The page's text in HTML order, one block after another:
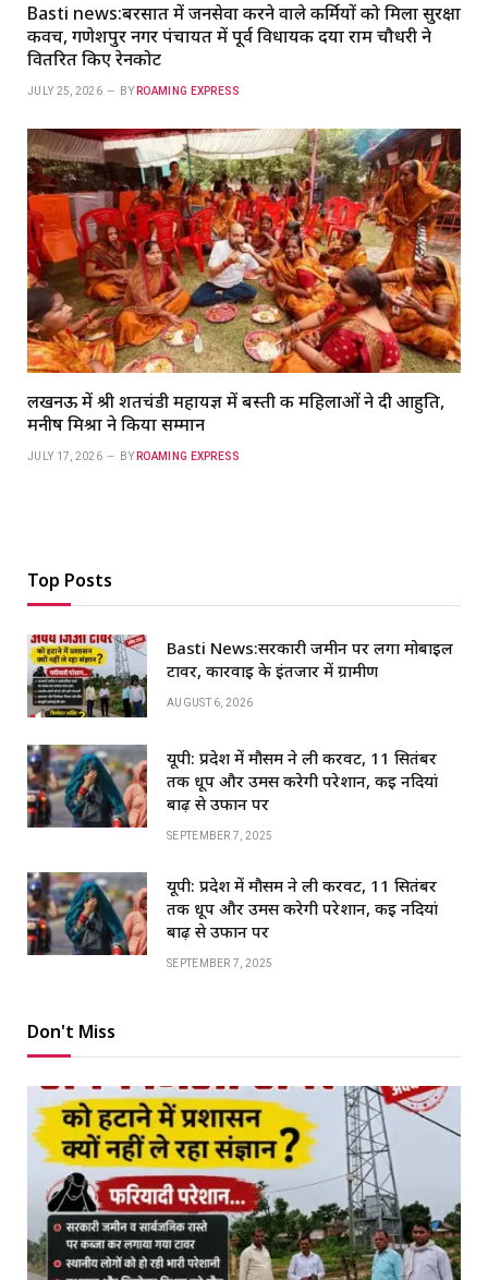
Basti news:बरसात में जनसेवा करने वाले कर्मियों को मिला सुरक्षा
कवच, गणेशपुर नगर पंचायत में पूर्व विधायक दया राम चौधरी ने
वितरित किए रेनकोट
JULY 25, 2026 BY ROAMING EXPRESS
लखनऊ में श्री शतचंडी महायज्ञ में बस्ती की महिलाओं ने दी आहुति,
मनीष मिश्रा ने किया सम्मान
JULY 17, 2026 BY ROAMING EXPRESS
Top Posts
Basti News:सरकारी जमीन पर लगा मोबाइल
टावर, कार्रवाई के इंतजार में ग्रामीण
AUGUST 6, 2026
यूपी: प्रदेश में मौसम ने ली करवट, 11 सितंबर
तक धूप और उमस करेगी परेशान, कई नदियां
बाढ़ से उफान पर
SEPTEMBER 7, 2025
यूपी: प्रदेश में मौसम ने ली करवट, 11 सितंबर
तक धूप और उमस करेगी परेशान, कई नदियां
बाढ़ से उफान पर
SEPTEMBER 7, 2025
Don't Miss